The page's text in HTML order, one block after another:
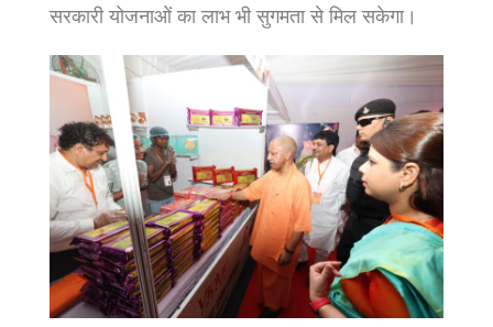
सरकारी योजनाओं का लाभ भी सुगमता से मिल सकेगा।